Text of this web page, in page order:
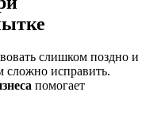
слишком поздно и
сложно исправить.
помогает